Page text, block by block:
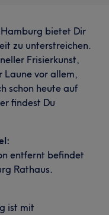
bietet Dir
zu unterstreichen.
Frisierkunst,
vor allem,
schon heute auf
findest Du
entfernt befindet
Rathaus.
ist mit